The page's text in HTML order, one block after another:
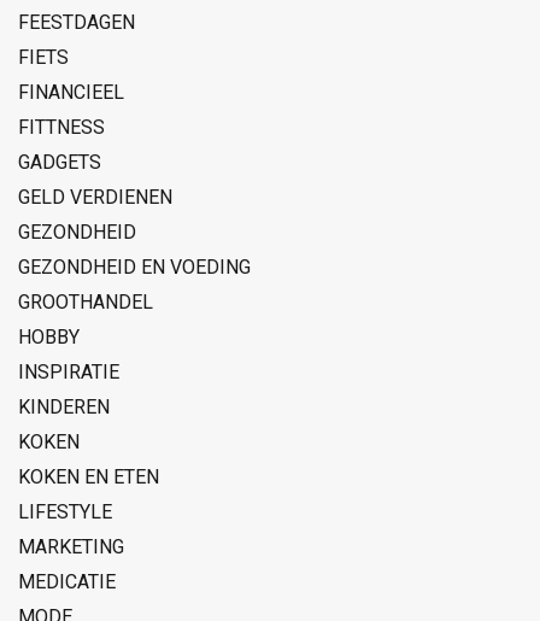
FEESTDAGEN
FIETS
FINANCIEEL
FITTNESS
GADGETS
GELD VERDIENEN
GEZONDHEID
GEZONDHEID EN VOEDING
GROOTHANDEL
HOBBY
INSPIRATIE
KINDEREN
KOKEN
KOKEN EN ETEN
LIFESTYLE
MARKETING
MEDICATIE